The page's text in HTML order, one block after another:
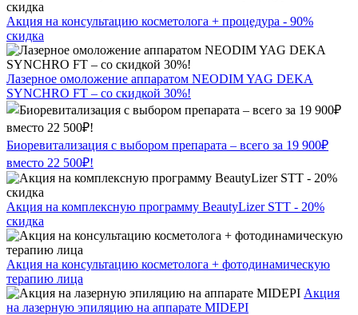
Акция на консультацию косметолога + процедура - 90%
скидка
Лазерное омоложение аппаратом NEODIM YAG DEKA
SYNCHRO FT – со скидкой 30%!
Биоревитализация с выбором препарата – всего за 19 900₽
вместо 22 500₽!
Акция на комплексную программу BeautyLizer STT - 20%
скидка
Акция на консультацию косметолога + фотодинамическую
терапию лица
Акция
на лазерную эпиляцию на аппарате MIDEPI